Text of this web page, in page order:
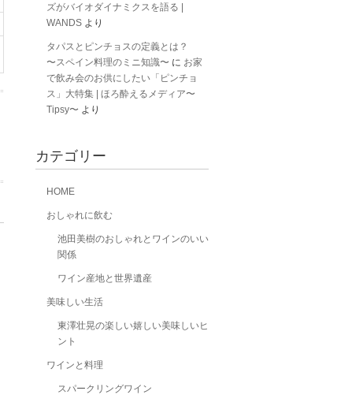
ズがバイオダイナミクスを語る |
WANDS より
タパスとピンチョスの定義とは？
〜スペイン料理のミニ知識〜 に お家
で飲み会のお供にしたい「ピンチョ
ス」大特集 | ほろ酔えるメディア〜
Tipsy〜 より
カテゴリー
HOME
おしゃれに飲む
池田美樹のおしゃれとワインのいい
関係
ワイン産地と世界遺産
美味しい生活
東澤壮晃の楽しい嬉しい美味しいヒ
ント
ワインと料理
スパークリングワイン